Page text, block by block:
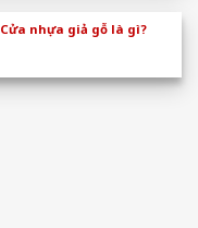
Cửa nhựa giả gỗ là gì?